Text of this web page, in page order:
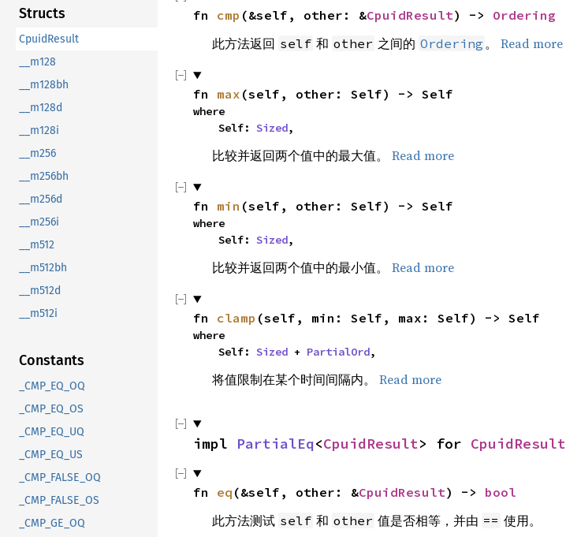
Structs
CpuidResult
__m128
__m128bh
__m128d
__m128i
__m256
__m256bh
__m256d
__m256i
__m512
__m512bh
__m512d
__m512i
Constants
_CMP_EQ_OQ
_CMP_EQ_OS
_CMP_EQ_UQ
_CMP_EQ_US
_CMP_FALSE_OQ
_CMP_FALSE_OS
_CMP_GE_OQ
fn cmp (&self, other: &CpuidResult) -> Ordering
此方法返回 self 和 other 之间的 Ordering 。 Read more
fn max (self, other: Self) -> Self
where
    Self:
Sized,
比较并返回两个值中的最大值。 Read more
fn min (self, other: Self) -> Self
where
    Self:
Sized,
比较并返回两个值中的最小值。 Read more
fn clamp (self, min: Self, max: Self) -> Self
where
    Self:
Sized + PartialOrd,
将值限制在某个时间间隔内。 Read more
impl PartialEq<CpuidResult> for CpuidResult
fn eq (&self, other: &CpuidResult) -> bool
此方法测试 self 和 other 值是否相等，并由 == 使用。